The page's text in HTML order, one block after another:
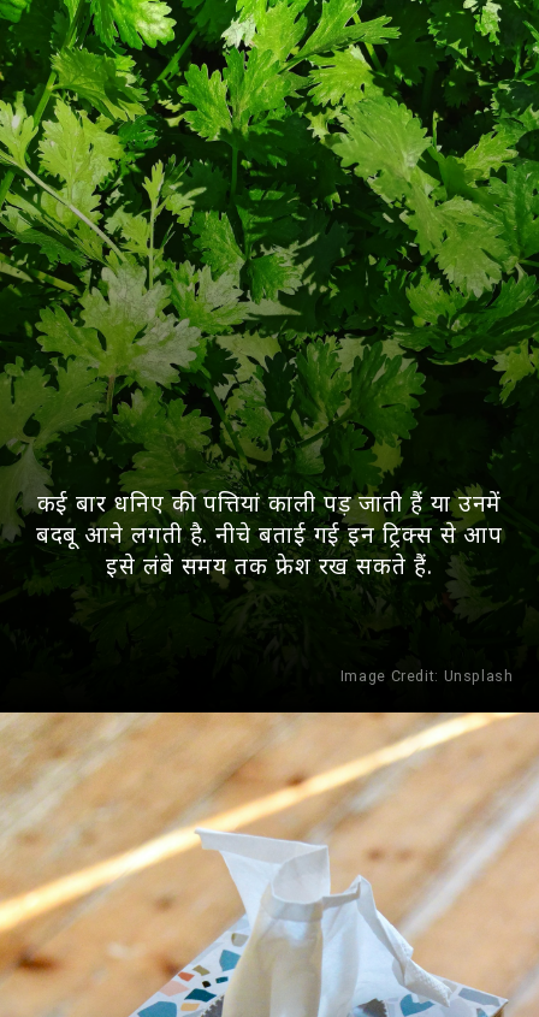
Image Credit: Unsplash
कई बार धनिए की पत्तियां काली पड़ जाती हैं या उनमें
बदबू आने लगती है. नीचे बताई गई इन ट्रिक्स से आप
इसे लंबे समय तक फ्रेश रख सकते हैं.